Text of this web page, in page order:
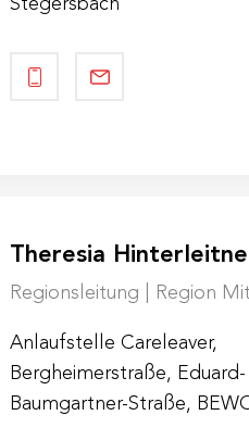
Stegersbach
Theresia
Regionsleitung | Region
Anlaufstelle Careleaver,
Bergheimerstraße, Eduard-
Baumgartner-Straße,